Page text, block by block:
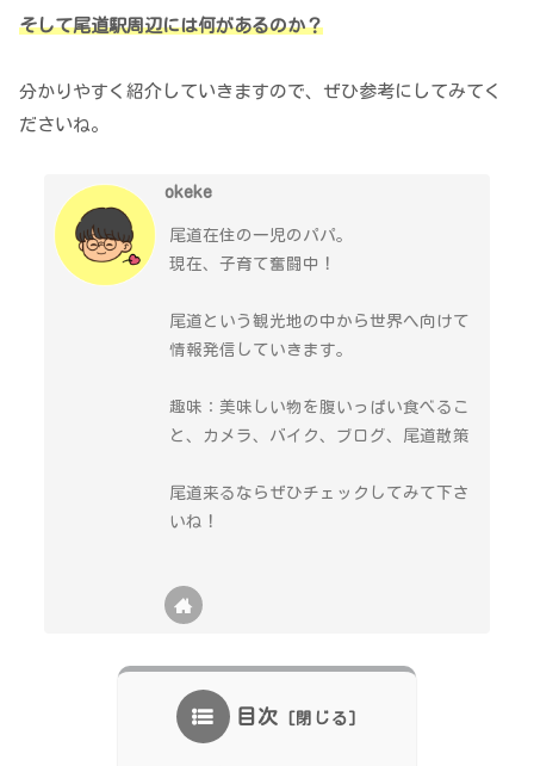
そして尾道駅周辺には何があるのか？
分かりやすく紹介していきますので、ぜひ参考にしてみてく
ださいね。
okeke
尾道在住の一児のパパ。
現在、子育て奮闘中！
尾道という観光地の中から世界へ向けて
情報発信していきます。
趣味：美味しい物を腹いっぱい食べるこ
と、カメラ、バイク、ブログ、尾道散策
尾道来るならぜひチェックしてみて下さ
いね！
目次